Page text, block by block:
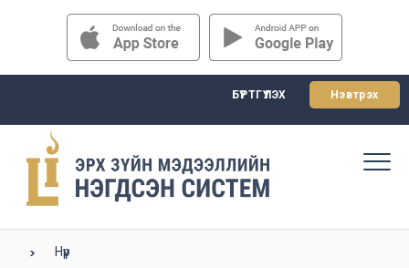
БҮРТГҮҮЛЭХ Нэвтрэх
Нүүр